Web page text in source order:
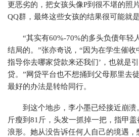
更恶劣的，把女孩头像P到很不堪的照
QQ群，最终这些女孩的结果很可能就
“其实有60%-70%的多头负债年轻
结局的。”张亦奇说，“因为在学生催收
指导你去哪家贷款来还我们’，也就是
贷。”网贷平台也不想捅到父母那里去
最好的办法是转给同行。
到这个地步，李小墨已经接近崩溃
斤瘦到81斤，头发一抓掉一把，指甲
浪形。她从没告诉任何人自己的境遇